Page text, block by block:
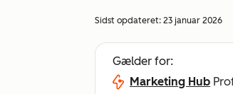
Sidst opdateret: 23 januar 2026
Gælder for:
Marketing Hub